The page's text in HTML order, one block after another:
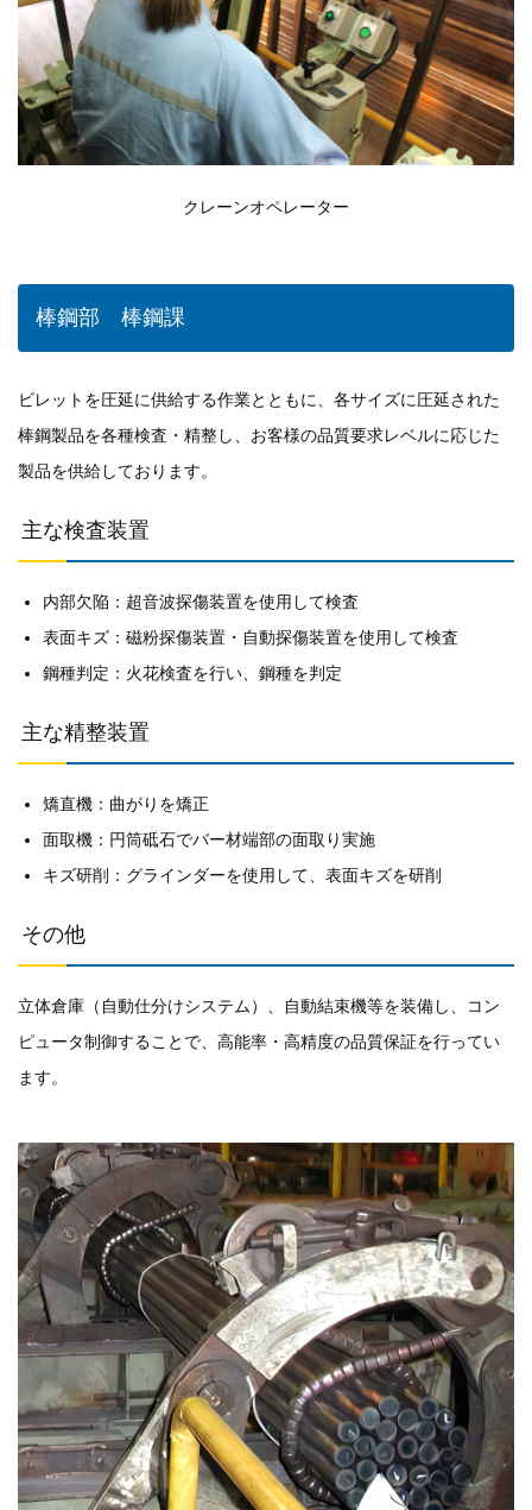
クレーンオペレーター
棒鋼部 棒鋼課
ビレットを圧延に供給する作業とともに、各サイズに圧延された
棒鋼製品を各種検査・精整し、お客様の品質要求レベルに応じた
製品を供給しております。
主な検査装置
内部欠陥：超音波探傷装置を使用して検査
表面キズ：磁粉探傷装置・自動探傷装置を使用して検査
鋼種判定：火花検査を行い、鋼種を判定
主な精整装置
矯直機：曲がりを矯正
面取機：円筒砥石でバー材端部の面取り実施
キズ研削：グラインダーを使用して、表面キズを研削
その他
立体倉庫（自動仕分けシステム）、自動結束機等を装備し、コン
ピュータ制御することで、高能率・高精度の品質保証を行ってい
ます。